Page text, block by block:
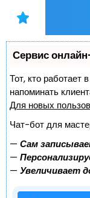
Сервис
Тот, кто работает
напоминать
Для новых
Чат-бот для
— Сам
—
— Увеличивает